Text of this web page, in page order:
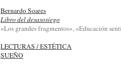
Bernardo Soares
Libro del desasosiego
«Los grandes fragmentos», «Educación
LECTURAS / ESTÉTICA
SUEÑO